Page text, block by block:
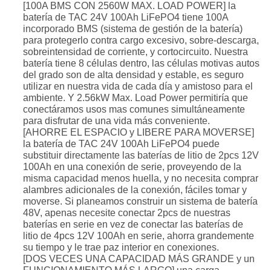
[100A BMS CON 2560W MAX. LOAD POWER] la
batería de TAC 24V 100Ah LiFePO4 tiene 100A
incorporado BMS (sistema de gestión de la batería)
para protegerlo contra cargo excesivo, sobre-descarga,
sobreintensidad de corriente, y cortocircuito. Nuestra
batería tiene 8 células dentro, las células motivas autos
del grado son de alta densidad y estable, es seguro
utilizar en nuestra vida de cada día y amistoso para el
ambiente. Y 2.56kW Max. Load Power permitiría que
conectáramos usos mas comunes simultáneamente
para disfrutar de una vida más conveniente.
[AHORRE EL ESPACIO y LIBERE PARA MOVERSE]
la batería de TAC 24V 100Ah LiFePO4 puede
substituir directamente las baterías de litio de 2pcs 12V
100Ah en una conexión de serie, proveyendo de la
misma capacidad menos huella, y no necesita comprar
alambres adicionales de la conexión, fáciles tomar y
moverse. Si planeamos construir un sistema de batería
48V, apenas necesite conectar 2pcs de nuestras
baterías en serie en vez de conectar las baterías de
litio de 4pcs 12V 100Ah en serie, ahorra grandemente
su tiempo y le trae paz interior en conexiones.
[DOS VECES UNA CAPACIDAD MÁS GRANDE y un